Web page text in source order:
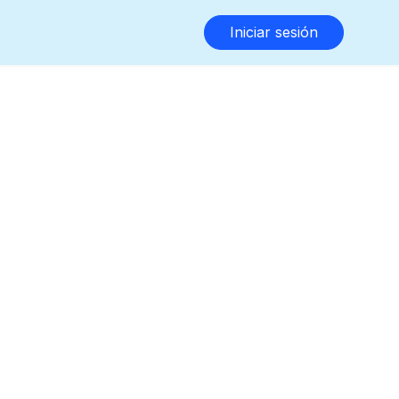
Iniciar sesión